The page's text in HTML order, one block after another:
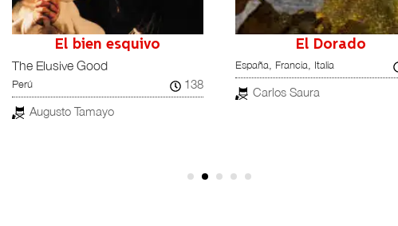
El bien esquivo
The Elusive Good
Perú
138
Augusto Tamayo
El Dorado
España, Francia, Italia
Carlos Saura